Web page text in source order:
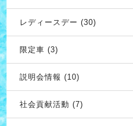
レディースデー (30)
限定車 (3)
説明会情報 (10)
社会貢献活動 (7)